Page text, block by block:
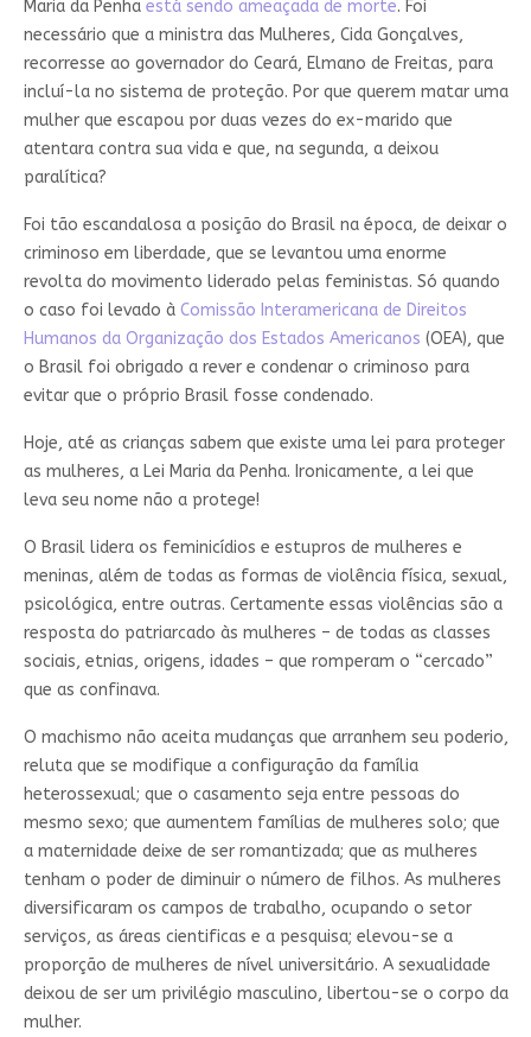
Maria da Penha está sendo ameaçada de morte. Foi
necessário que a ministra das Mulheres, Cida Gonçalves,
recorresse ao governador do Ceará, Elmano de Freitas, para
incluí-la no sistema de proteção. Por que querem matar uma
mulher que escapou por duas vezes do ex-marido que
atentara contra sua vida e que, na segunda, a deixou
paralítica?
Foi tão escandalosa a posição do Brasil na época, de deixar o
criminoso em liberdade, que se levantou uma enorme
revolta do movimento liderado pelas feministas. Só quando
o caso foi levado à Comissão Interamericana de Direitos
Humanos da Organização dos Estados Americanos (OEA), que
o Brasil foi obrigado a rever e condenar o criminoso para
evitar que o próprio Brasil fosse condenado.
Hoje, até as crianças sabem que existe uma lei para proteger
as mulheres, a Lei Maria da Penha. Ironicamente, a lei que
leva seu nome não a protege!
O Brasil lidera os feminicídios e estupros de mulheres e
meninas, além de todas as formas de violência física, sexual,
psicológica, entre outras. Certamente essas violências são a
resposta do patriarcado às mulheres – de todas as classes
sociais, etnias, origens, idades – que romperam o “cercado”
que as confinava.
O machismo não aceita mudanças que arranhem seu poderio,
reluta que se modifique a configuração da família
heterossexual; que o casamento seja entre pessoas do
mesmo sexo; que aumentem famílias de mulheres solo; que
a maternidade deixe de ser romantizada; que as mulheres
tenham o poder de diminuir o número de filhos. As mulheres
diversificaram os campos de trabalho, ocupando o setor
serviços, as áreas cientificas e a pesquisa; elevou-se a
proporção de mulheres de nível universitário. A sexualidade
deixou de ser um privilégio masculino, libertou-se o corpo da
mulher.